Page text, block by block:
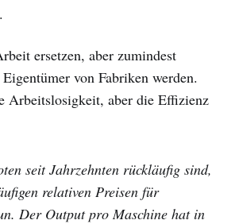
ersetzen, aber zumindest
von Fabriken werden.
Arbeitslosigkeit, aber die Effizienz
seit Jahrzehnten rückläufig sind,
relativen Preisen für
Der Output pro Maschine hat in